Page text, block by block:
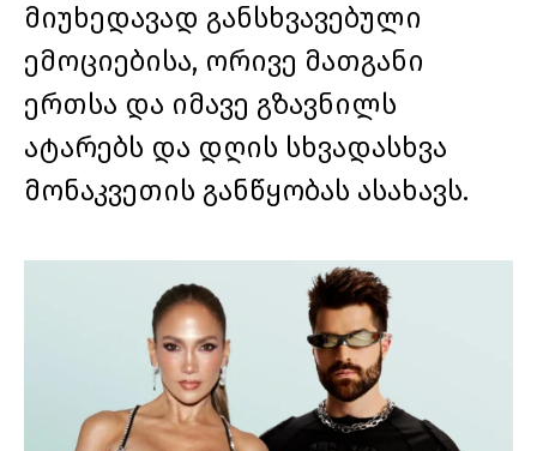
მიუხედავად განსხვავებული
ემოციებისა, ორივე მათგანი
ერთსა და იმავე გზავნილს
ატარებს და დღის სხვადასხვა
მონაკვეთის განწყობას ასახავს.